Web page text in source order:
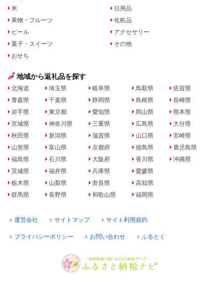
米
果物・フルーツ
ビール
菓子・スイーツ
おせち
日用品
化粧品
アクセサリー
その他
地域から返礼品を探す
北海道
青森県
岩手県
宮城県
秋田県
山形県
福島県
茨城県
栃木県
群馬県
埼玉県
千葉県
東京都
神奈川県
新潟県
富山県
石川県
福井県
山梨県
長野県
岐阜県
静岡県
愛知県
三重県
滋賀県
京都府
大阪府
兵庫県
奈良県
和歌山県
鳥取県
島根県
岡山県
広島県
山口県
徳島県
香川県
愛媛県
高知県
福岡県
佐賀県
長崎県
熊本県
大分県
宮崎県
鹿児島県
沖縄県
運営会社 サイトマップ サイト利用規約
プライバシーポリシー お問い合わせ ふるとく